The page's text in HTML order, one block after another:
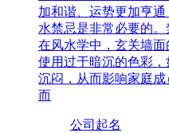
加和谐、运势更加亨
水禁忌是非常必要的
在风水学中，玄关墙面
使用过于暗沉的色彩
沉闷，从而影响家庭
而
公司起名